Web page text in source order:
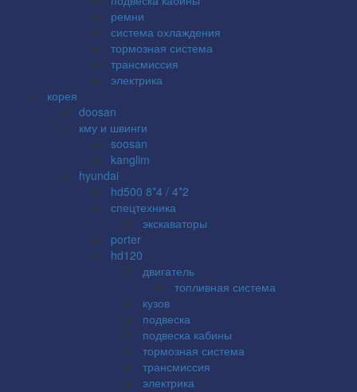
ремни
система охлаждения
тормозная система
трансмиссия
электрика
корея
doosan
кму и швинги
soosan
kanglim
hyundai
hd500 8*4 / 4*2
спецтехника
экскаваторы
porter
hd120
двигатель
топливная система
кузов
подвеска
подвеска кабины
тормозная система
трансмиссия
электрика